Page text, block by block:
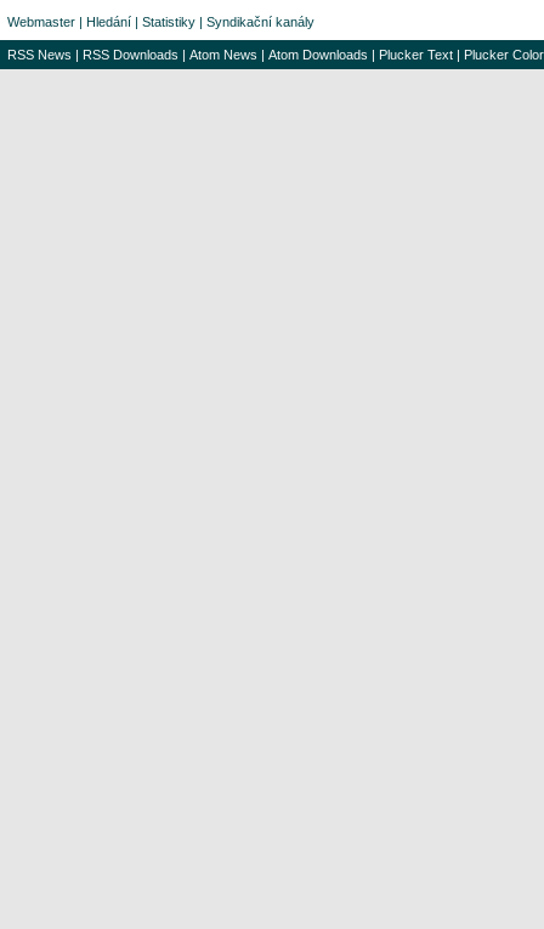
Webmaster | Hledání | Statistiky | Syndikační kanály
RSS News | RSS Downloads | Atom News | Atom Downloads | Plucker Text | Plucker Color